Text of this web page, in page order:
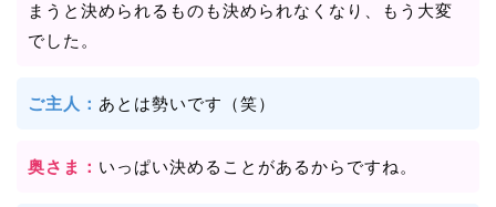
まうと決められるものも決められなくなり、もう大変
でした。
ご主人： あとは勢いです（笑）
奥さま： いっぱい決めることがあるからですね。